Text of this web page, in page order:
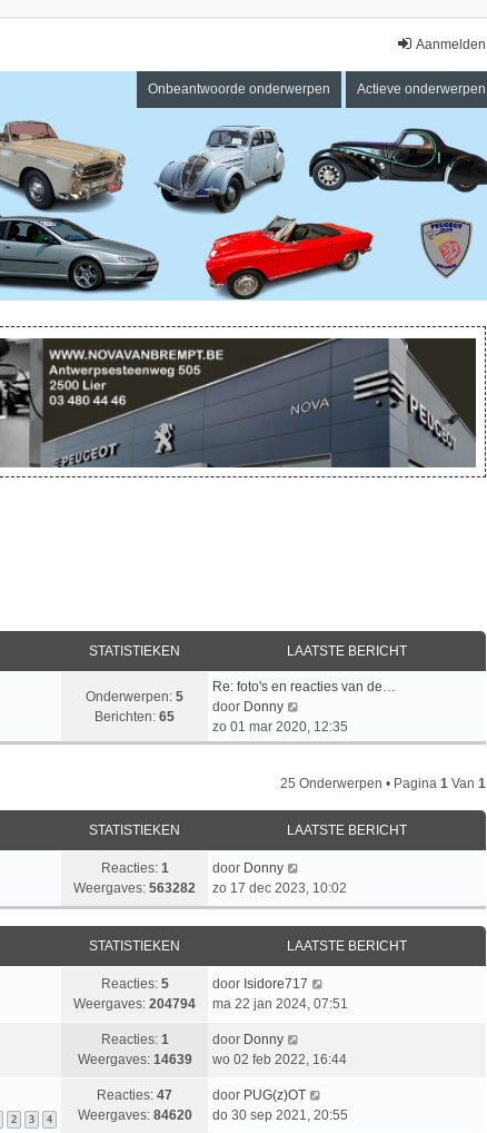
Aanmelden
Onbeantwoorde onderwerpen Actieve onderwerpen
STATISTIEKEN LAATSTE BERICHT
Onderwerpen: 5
Berichten: 65
L
a
a
t
r
i
c
h
Re: foto's en reacties van de…
door Donny
e
k
j
l
t
s
t
e
b
e
r
h
t
zo 01 mar 2020, 12:35
25 Onderwerpen • Pagina 1 Van 1
STATISTIEKEN LAATSTE BERICHT
Reacties: 1
Weergaves: 563282
L
a
a
t
t
e
b
r
i
c
h
door Donny
zo 17 dec 2023, 10:02
STATISTIEKEN LAATSTE BERICHT
Reacties: 5
Weergaves: 204794
L
a
t
s
e
b
door Isidore717
ma 22 jan 2024, 07:51
Reacties: 1
Weergaves: 14639
L
a
t
s
door Donny
wo 02 feb 2022, 16:44
2 3 4
Reacties: 47
Weergaves: 84620
L
a
door PUG(z)OT
do 30 sep 2021, 20:55